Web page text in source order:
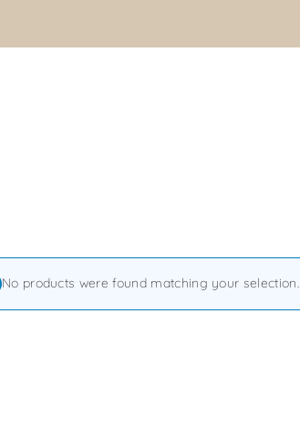
No products were found matching your selection.